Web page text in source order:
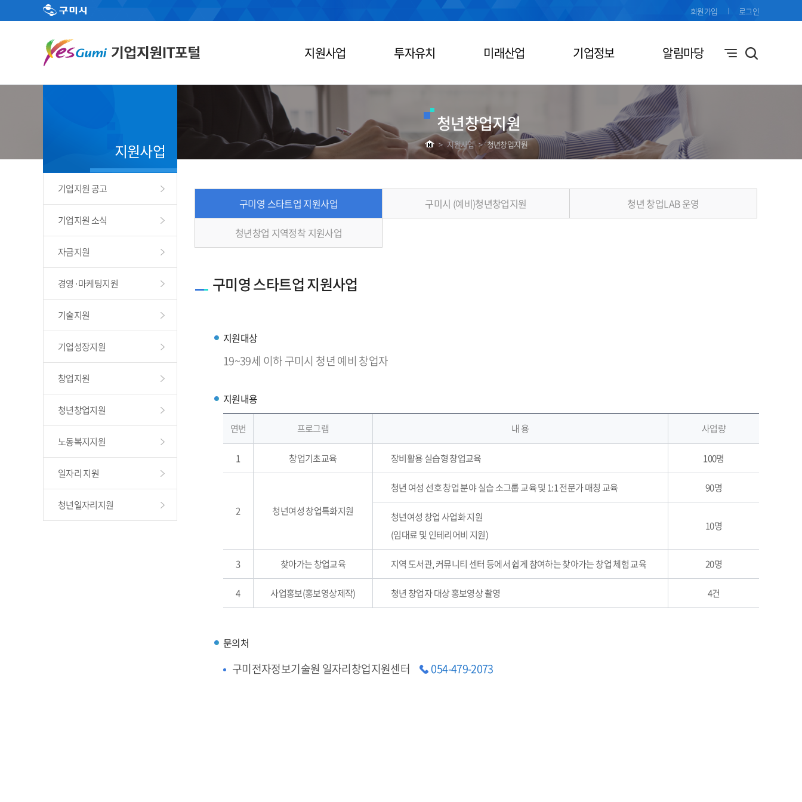
지원사업 투자유치 미래산업 기업정보 알림마당
회원가입 로그인
청년창업지원
> 지원사업 > 청년창업지원
지원사업
기업지원 공고
기업지원 소식
자금지원
경영·마케팅지원
기술지원
기업성장지원
창업지원
청년창업지원
노동복지지원
일자리 지원
청년일자리지원
구미영 스타트업 지원사업 구미시 (예비)청년창업지원 청년 창업LAB 운영
청년창업 지역정착 지원사업
구미영 스타트업 지원사업
지원대상
19~39세 이하 구미시 청년 예비 창업자
지원내용
연번 프로그램 내 용 사업량
1 창업기초교육 장비활용 실습형 창업교육 100명
2 청년여성 창업특화지원
청년 여성 선호 창업 분야 실습 소그룹 교육 및 1:1 전문가 매칭 교육 90명
청년여성 창업 사업화 지원
(임대료 및 인테리어비 지원)
10명
3 찾아가는 창업교육 지역 도서관, 커뮤니티 센터 등에서 쉽게 참여하는 찾아가는 창업 체험 교육 20명
4 사업홍보(홍보영상제작) 청년 창업자 대상 홍보영상 촬영 4건
문의처
구미전자정보기술원 일자리창업지원센터 054-479-2073